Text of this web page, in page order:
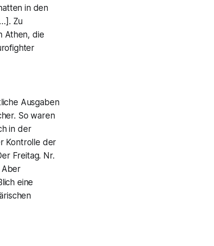
in den
Zu
Athen, die
Ausgaben
So waren
in der
Kontrolle der
Freitag. Nr.
Aber
eine